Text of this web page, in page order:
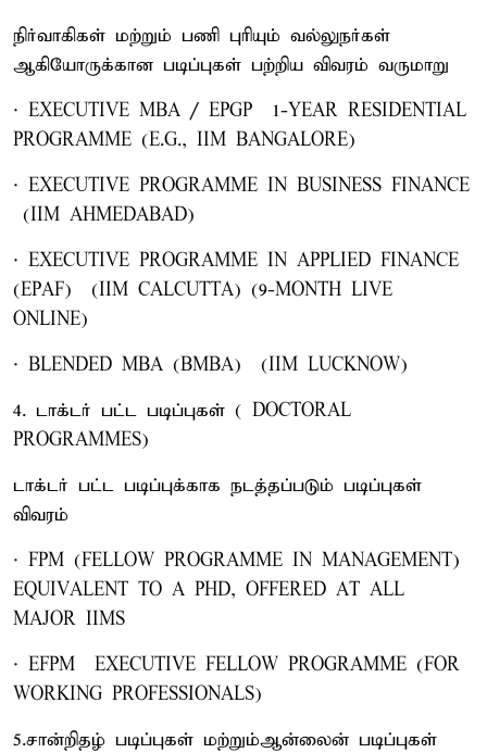
நிர்வாகிகள் மற்றும் பணி புரியும் வல்லுநர்கள்
ஆகியோருக்கான படிப்புகள் பற்றிய விவரம் வருமாறு
· EXECUTIVE MBA / EPGP – 1-YEAR RESIDENTIAL
PROGRAMME (E.G., IIM BANGALORE)
· EXECUTIVE PROGRAMME IN BUSINESS FINANCE
– (IIM AHMEDABAD)
· EXECUTIVE PROGRAMME IN APPLIED FINANCE
(EPAF) – (IIM CALCUTTA) (9-MONTH LIVE
ONLINE)
· BLENDED MBA (BMBA) – (IIM LUCKNOW)
4. டாக்டர் பட்ட படிப்புகள் ( DOCTORAL
PROGRAMMES)
டாக்டர் பட்ட படிப்புக்காக நடத்தப்படும் படிப்புகள்
விவரம்
· FPM (FELLOW PROGRAMME IN MANAGEMENT) –
EQUIVALENT TO A PHD, OFFERED AT ALL
MAJOR IIMS
· EFPM – EXECUTIVE FELLOW PROGRAMME (FOR
WORKING PROFESSIONALS)
5.சான்றிதழ் படிப்புகள் மற்றும்ஆன்லைன் படிப்புகள்